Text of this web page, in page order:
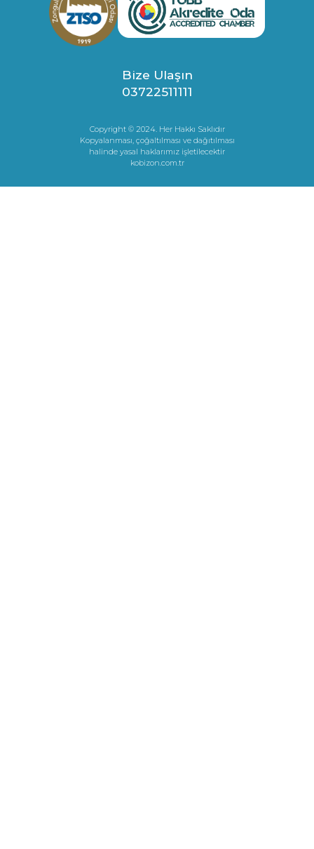
Bize Ulaşın
03722511111
Copyright © 2024. Her Hakkı Saklıdır
Kopyalanması, çoğaltılması ve dağıtılması
halinde yasal haklarımız işletilecektir
kobizon.com.tr